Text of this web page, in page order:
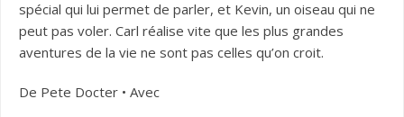
spécial qui lui permet de parler, et Kevin, un oiseau qui ne
peut pas voler. Carl réalise vite que les plus grandes
aventures de la vie ne sont pas celles qu’on croit.
De Pete Docter • Avec